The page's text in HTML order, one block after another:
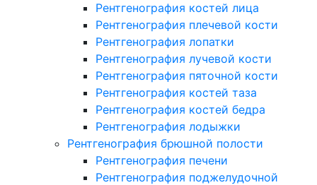
Рентгенография костей лица
Рентгенография плечевой кости
Рентгенография лопатки
Рентгенография лучевой кости
Рентгенография пяточной кости
Рентгенография костей таза
Рентгенография костей бедра
Рентгенография лодыжки
Рентгенография брюшной полости
Рентгенография печени
Рентгенография поджелудочной